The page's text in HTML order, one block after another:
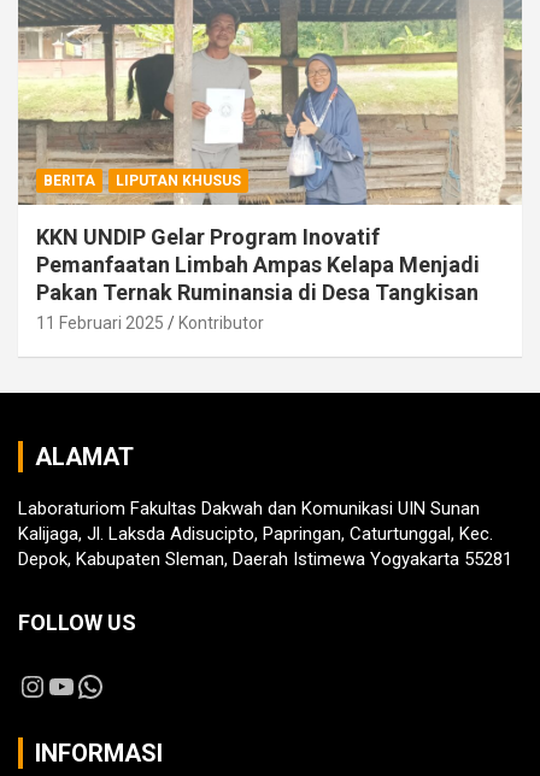
BERITA LIPUTAN KHUSUS
KKN UNDIP Gelar Program Inovatif
Pemanfaatan Limbah Ampas Kelapa Menjadi
Pakan Ternak Ruminansia di Desa Tangkisan
11 Februari 2025 Kontributor
ALAMAT
Laboraturiom Fakultas Dakwah dan Komunikasi UIN Sunan
Kalijaga, Jl. Laksda Adisucipto, Papringan, Caturtunggal, Kec.
Depok, Kabupaten Sleman, Daerah Istimewa Yogyakarta 55281
FOLLOW US
Instagram
YouTube
WhatsApp
INFORMASI